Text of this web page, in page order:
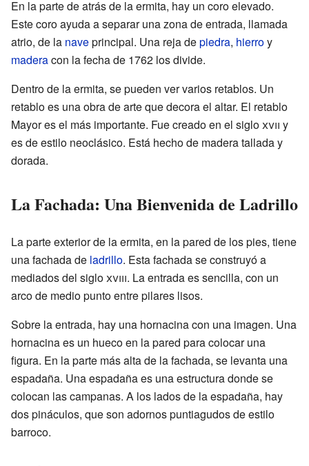
En la parte de atrás de la ermita, hay un coro elevado.
Este coro ayuda a separar una zona de entrada, llamada
atrio, de la naveprincipal. Una reja depiedra, hierroy
maderacon la fecha de 1762 los divide.
Dentro de la ermita, se pueden ver varios retablos. Un
retablo es una obra de arte que decora el altar. El retablo
Mayor es el más importante. Fue creado en el sigloxvii y
es de estilo neoclásico. Está hecho de madera tallada y
dorada.
La Fachada: Una Bienvenida de Ladrillo
La parte exterior de la ermita, en la pared de los pies, tiene
una fachada de ladrillo. Esta fachada se construyó a
mediados del sigloxviii. La entrada es sencilla, con un
arco de medio punto entre pilares lisos.
Sobre la entrada, hay una hornacina con una imagen. Una
hornacina es un hueco en la pared para colocar una
figura. En la parte más alta de la fachada, se levanta una
espadaña. Una espadaña es una estructura donde se
colocan las campanas. A los lados de la espadaña, hay
dos pináculos, que son adornos puntiagudos de estilo
barroco.